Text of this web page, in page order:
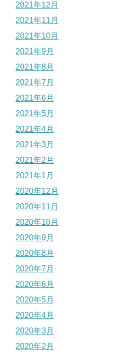
2021年12月
2021年11月
2021年10月
2021年9月
2021年8月
2021年7月
2021年6月
2021年5月
2021年4月
2021年3月
2021年2月
2021年1月
2020年12月
2020年11月
2020年10月
2020年9月
2020年8月
2020年7月
2020年6月
2020年5月
2020年4月
2020年3月
2020年2月